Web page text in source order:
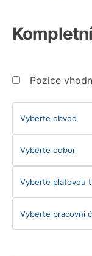
Pozice